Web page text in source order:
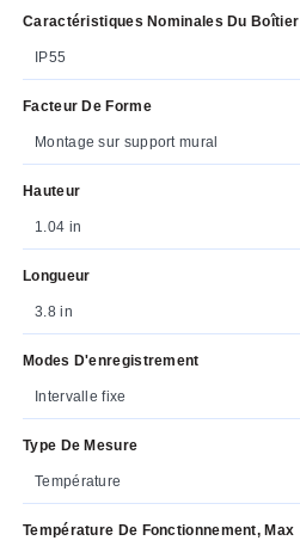
Caractéristiques Nominales Du Boîtier
IP55
Facteur De Forme
Montage sur support mural
Hauteur
1.04 in
Longueur
3.8 in
Modes D'enregistrement
Intervalle fixe
Type De Mesure
Température
Température De Fonctionnement, Max